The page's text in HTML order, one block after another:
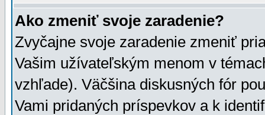
Ako zmeniť svoje zaradenie?
Zvyčajne svoje zaradenie zmeniť
Vašim užívateľským menom v
vzhľade). Väčšina diskusných fór
Vami pridaných príspevkov a k